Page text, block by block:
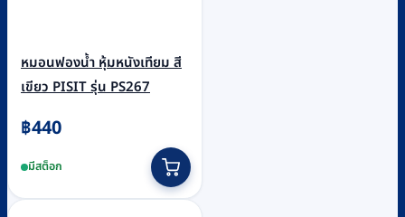
หมอนฟองน้ำ หุ้มหนังเทียม สี
เขียว PISIT รุ่น PS267
฿440
มีสต็อก